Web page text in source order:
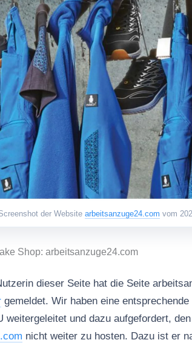
der Website arbeitsanzuge24.com vom
Shop: arbeitsanzuge24.com
dieser Seite hat die Seite
gemeldet. Wir haben eine
weitergeleitet und dazu aufgefordert,
nicht weiter zu hosten. Dazu ist er